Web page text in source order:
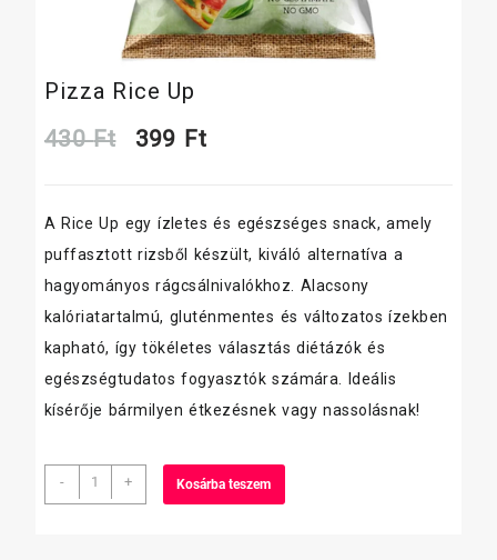
Pizza Rice Up
430Ft
Original
was:
430 Ft.
399 FtCurrent
is:
399 Ft.
A Rice Up egy ízletes és egészséges snack, amely
puffasztott rizsből készült, kiváló alternatíva a
hagyományos rágcsálnivalókhoz. Alacsony
kalóriatartalmú, gluténmentes és változatos ízekben
kapható, így tökéletes választás diétázók és
egészségtudatos fogyasztók számára. Ideális
kísérője bármilyen étkezésnek vagy nassolásnak!
-
Pizza
Rice
+ Kosárba teszem